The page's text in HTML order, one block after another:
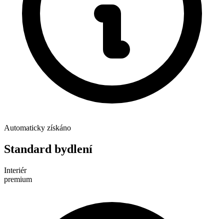
Automaticky získáno
Standard bydlení
Interiér
premium